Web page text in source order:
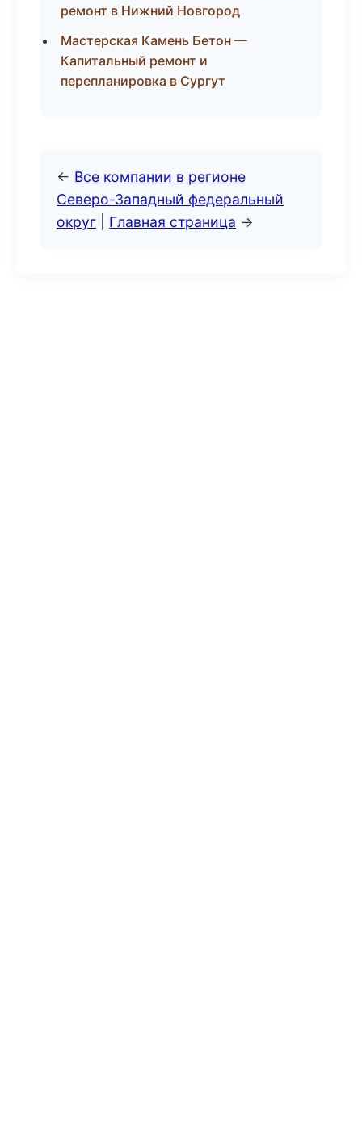
ремонт в Нижний Новгород
Мастерская Камень Бетон —
Капитальный ремонт и
перепланировка в Сургут
← Все компании в регионе
Северо-Западный федеральный
округ
Главная страница →